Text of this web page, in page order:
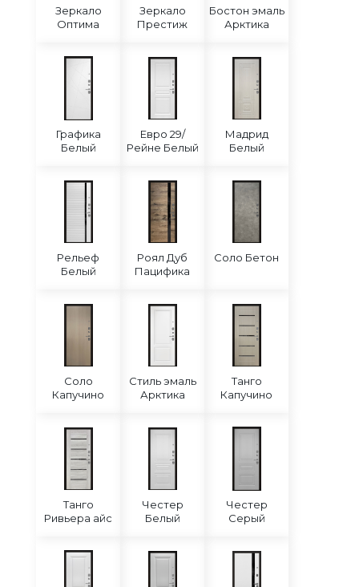
Зеркало
Оптима
Зеркало
Престиж
Бостон эмаль
Арктика
Графика
Белый
Евро 29/
Рейне Белый
Мадрид
Белый
Рельеф
Белый
Роял Дуб
Пацифика
Соло Бетон
Соло
Капучино
Стиль эмаль
Арктика
Танго
Капучино
Танго
Ривьера айс
Честер
Белый
Честер
Серый